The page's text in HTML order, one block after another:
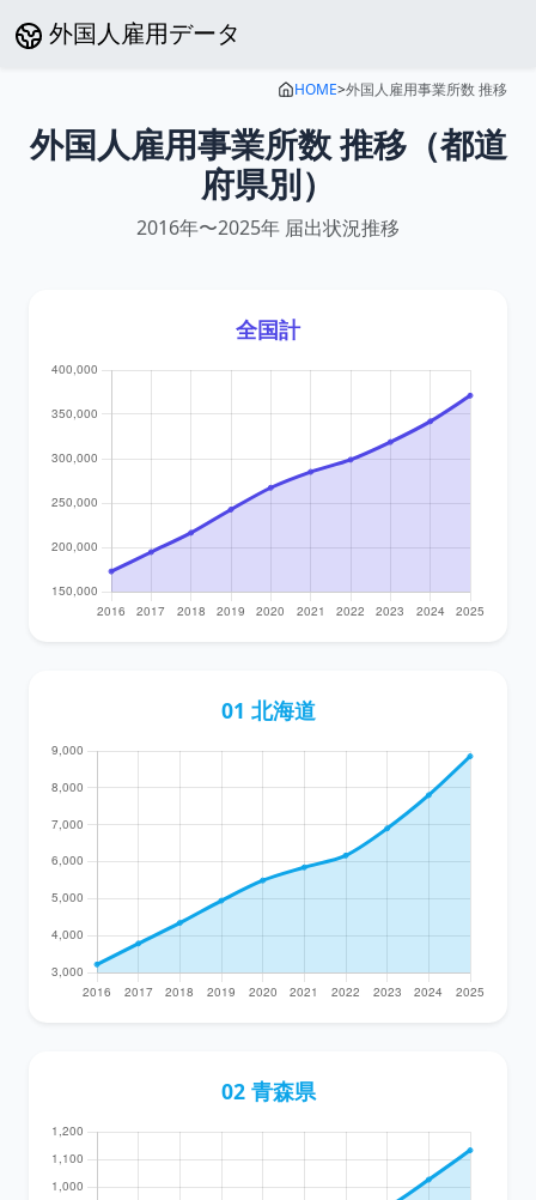
外国人雇用データ
HOME>外国人雇用事業所数 推移
外国人雇用事業所数 推移（都道
府県別）
2016年〜2025年 届出状況推移
全国計
01 北海道
02 青森県